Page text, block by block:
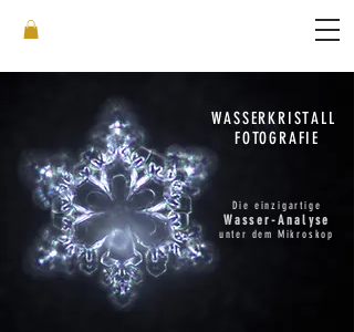
WASSERKRISTALL
FOTOGRAFIE
Die einzigartige
Wasser-Analyse
unter dem Mikroskop